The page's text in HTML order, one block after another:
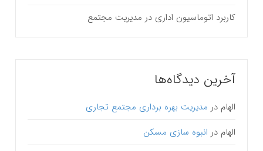
کاربرد اتوماسیون اداری در مدیریت مجتمع
آخرین دیدگاه‌ها
الهام در مدیریت بهره برداری مجتمع تجاری
الهام در انبوه سازی مسکن